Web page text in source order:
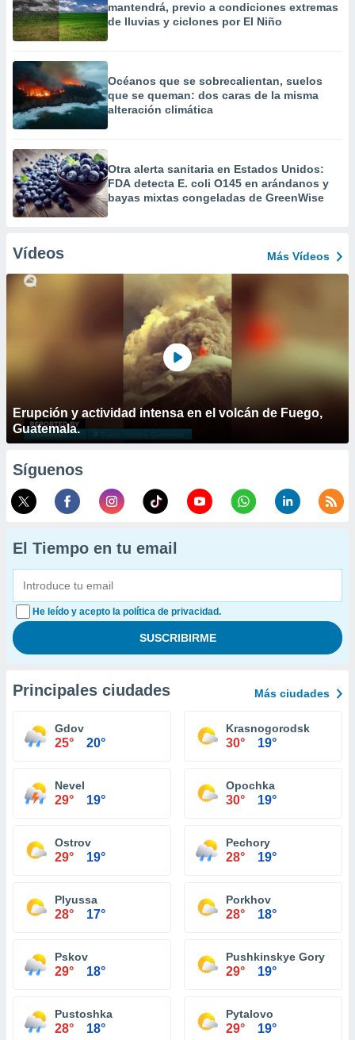
mantendrá, previo a condiciones extremas
de lluvias y ciclones por El Niño
Océanos que se sobrecalientan, suelos
que se queman: dos caras de la misma
alteración climática
Otra alerta sanitaria en Estados Unidos:
FDA detecta E. coli O145 en arándanos y
bayas mixtas congeladas de GreenWise
Vídeos Más Vídeos
Erupción y actividad intensa en el volcán de Fuego,
Guatemala.
Síguenos
El Tiempo en tu email
He leído y acepto la política de privacidad.
Principales ciudades Más ciudades
Gdov
25° 20°
Krasnogorodsk
30° 19°
Nevel
29° 19°
Opochka
30° 19°
Ostrov
29° 19°
Pechory
28° 19°
Plyussa
28° 17°
Porkhov
28° 18°
Pskov
29° 18°
Pushkinskye Gory
29° 19°
Pustoshka
28° 18°
Pytalovo
29° 19°